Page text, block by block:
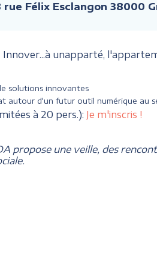
Félix Esclangon 38000
unapparté,
solutions innovantes
autour d'un futur outil numérique au
à 20 pers.): Je m'inscris !
propose une veille, des